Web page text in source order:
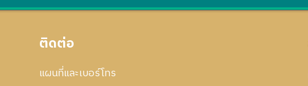
ติดต่อ
แผนที่และเบอร์โทร